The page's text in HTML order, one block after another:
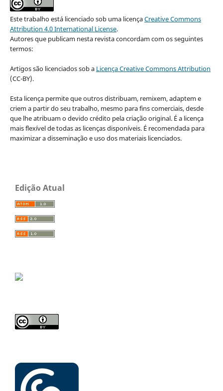
Este trabalho está licenciado sob uma licençaCreative Commons
Attribution 4.0 International License.
Autores que publicam nesta revista concordam com os seguintes
termos:
Artigos são licenciados sob a Licença Creative Commons Attribution
(CC-BY).
Esta licença permite que outros distribuam, remixem, adaptem e
criem a partir do seu trabalho, mesmo para fins comerciais, desde
que lhe atribuam o devido crédito pela criação original. É a licença
mais flexível de todas as licenças disponíveis. É recomendada para
maximizar a disseminação e uso dos materiais licenciados.
Edição Atual